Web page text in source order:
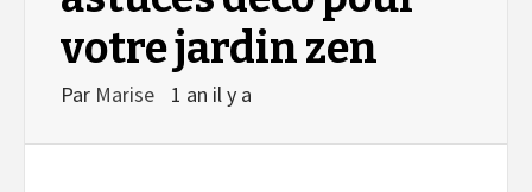
votre jardin zen
Par Marise 1 an il y a